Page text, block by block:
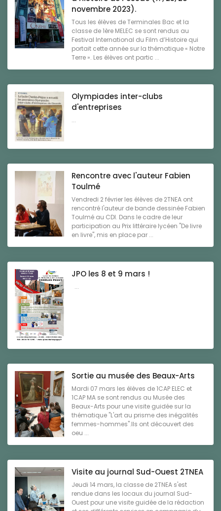
novembre 2023).
Tous les élèves de Terminales Bac et la
classe de 1ère MELEC se sont rendus au
Festival International du Film d’Histoire qui
portait cette année sur la thématique « Notre
Terre ». Les élèves ont partic ...
Olympiades inter-clubs
d'entreprises
...
Rencontre avec l'auteur Fabien
Toulmé
Vendredi 2 février les élèves de 2TNEA ont
rencontré l'auteur de bande dessinée Fabien
Toulmé au CDI. Dans le cadre de leur
participation au Prix littéraire lycéen "De livre
en livre", mis en place par ...
JPO les 8 et 9 mars !
...
Sortie au musée des Beaux-Arts
Mardi 07 mars les élèves de 1CAP ELEC et
1CAP MA se sont rendus au Musée des
Beaux-Arts pour une visite guidée sur la
thématique "L'art au prisme des inégalités
femmes-hommes".Ils ont découvert des
oeu ...
Visite au journal Sud-Ouest 2TNEA
Jeudi 14 mars, la classe de 2TNEA s'est
rendue dans les locaux du journal Sud-
Ouest pour une visite guidée de la rédaction